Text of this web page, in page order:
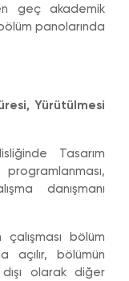
geç akademik
panolarında
Yürütülmesi
Tasarım
danışmanı
bölüm
açılır, bölümün
olarak diğer